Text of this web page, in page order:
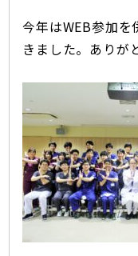
今年はWEB参加
きました。ありが